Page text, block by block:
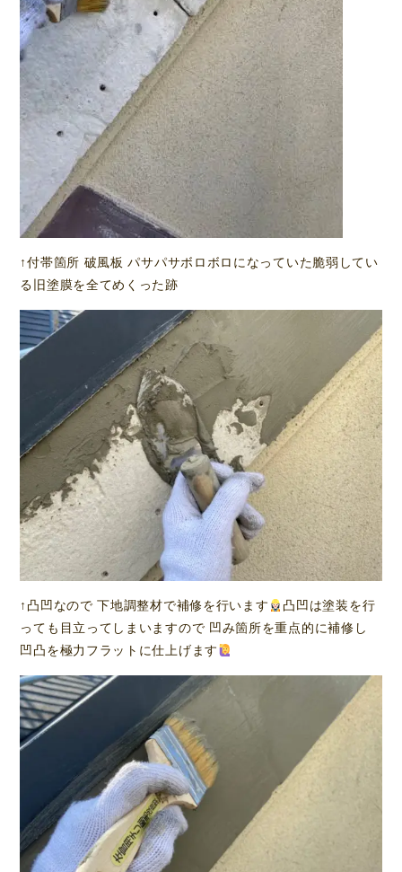
↑付帯箇所 破風板 パサパサボロボロになっていた脆弱してい
る旧塗膜を全てめくった跡
↑凸凹なので 下地調整材で補修を行います
凸凹は塗装を行
っても目立ってしまいますので 凹み箇所を重点的に補修し
凹凸を極力フラットに仕上げます